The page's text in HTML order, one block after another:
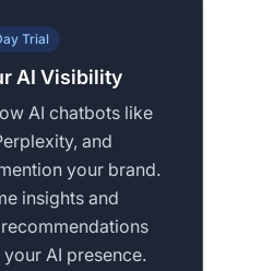
Trial
AI Visibility
AI chatbots like
and
your brand.
insights and
AI presence.